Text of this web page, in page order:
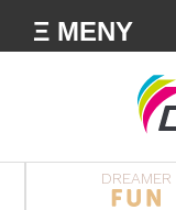
Ξ MENY
DREAMER